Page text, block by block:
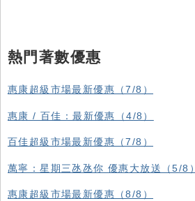
熱門著數優惠
惠康超級市場最新優惠（7/8）
惠康 / 百佳：最新優惠（4/8）
百佳超級市場最新優惠（7/8）
萬寧：星期三氹氹你 優惠大放送（5/8）
惠康超級市場最新優惠（8/8）